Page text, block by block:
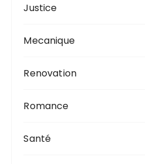
Justice
Mecanique
Renovation
Romance
Santé